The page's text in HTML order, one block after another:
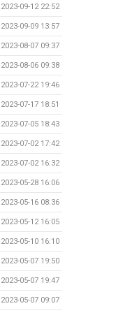
2023-09-12 22:52
2023-09-09 13:57
2023-08-07 09:37
2023-08-06 09:38
2023-07-22 19:46
2023-07-17 18:51
2023-07-05 18:43
2023-07-02 17:42
2023-07-02 16:32
2023-05-28 16:06
2023-05-16 08:36
2023-05-12 16:05
2023-05-10 16:10
2023-05-07 19:50
2023-05-07 19:47
2023-05-07 09:07